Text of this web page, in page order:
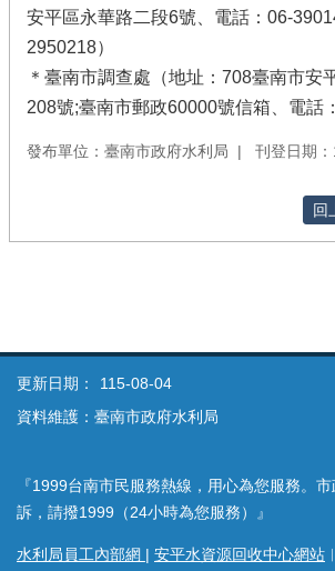
安平區永華路二段6號、電話：06-
2950218）
＊臺南市調查處（地址：708臺南市安
208號;臺南市郵政60000號信箱、電話
發布單位：臺南市政府水利局 刊登日期
回
更新日期：
115-08-04
資料維護：臺南市政府水利局
『1999台南市民服務熱線，用心為您服務。
訴，請撥1999（24小時為您服務）』
水利局員工內部網 | 安平水資源回收中心網站 ︱